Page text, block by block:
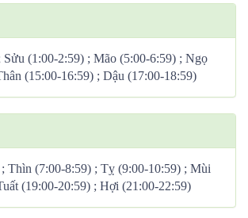
(1:00-2:59) ; Mão (5:00-6:59) ; Ngọ
(15:00-16:59) ; Dậu (17:00-18:59)
Thìn (7:00-8:59) ; Tỵ (9:00-10:59) ; Mùi
(19:00-20:59) ; Hợi (21:00-22:59)